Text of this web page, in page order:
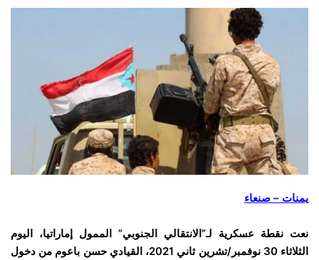
يمنات – صنعاء
نعت نقطة عسكرية لـ”الانتقالي الجنوبي” الممول إماراتيا، اليوم
الثلاثاء 30 نوفمبر/تشرين ثاني 2021، القيادي حسن باعوم من دخول